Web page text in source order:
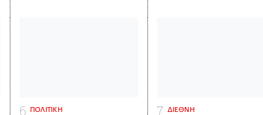
ΠΟΛΙΤΙΚΗ ΔΙΕΘΝΗ